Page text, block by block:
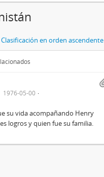
Clasificación en orden ascendente
1976-05-00
su vida acompañando Henry
logros y quien fue su familia.